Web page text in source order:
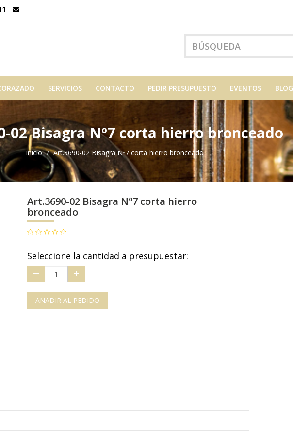
SERVICIOS CONTACTO PEDIR PRESUPUESTO EVENTOS BLOG
02 Bisagra Nº7 corta hierro bronceado
Inicio Art.3690-02 Bisagra Nº7 corta hierro bronceado
Art.3690-02 Bisagra Nº7 corta hierro
bronceado
Seleccione la cantidad a presupuestar:
AÑADIR AL PEDIDO